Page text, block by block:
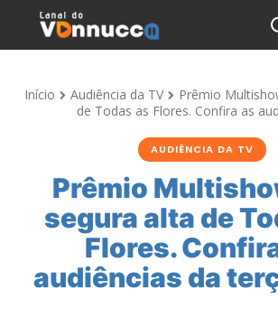
Início Audiência da TV
Prêmio
de Todas as Flores. Confira as
AUDIÊNCIA DA TV
Prêmio
segura alta de
Flores.
audiências da